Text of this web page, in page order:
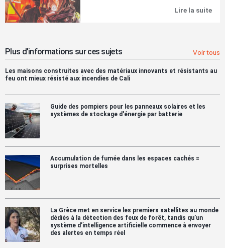
des
de
Lire la suite
au
Plus d'informations sur ces sujets Voir tous
Les maisons construites avec des matériaux innovants et résistants au
feu ont mieux résisté aux incendies de Cali
Guide des pompiers pour les panneaux solaires et les
systèmes de stockage d'énergie par batterie
Accumulation de fumée dans les espaces cachés =
surprises mortelles
La Grèce met en service les premiers satellites au monde
dédiés à la détection des feux de forêt, tandis qu’un
système d’intelligence artificielle commence à envoyer
des alertes en temps réel